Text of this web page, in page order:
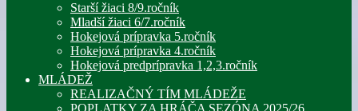
Starší žiaci 8/9.ročník
Mladší žiaci 6/7.ročník
Hokejová prípravka 5.ročník
Hokejová prípravka 4.ročník
Hokejová predprípravka 1,2,3.ročník
MLÁDEŽ
REALIZAČNÝ TÍM MLÁDEŽE
POPLATKY ZA HRÁČA SEZÓNA 2025/26